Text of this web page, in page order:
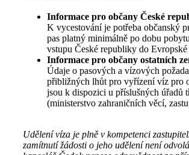
Informace pro občany České
K vycestování je potřeba občanský
pas platný minimálně po dobu
vstupu České republiky do Evropské
Informace pro občany ostatních
Údaje o pasových a vízových
přibližných lhůt pro vyřízení víz pro
jsou k dispozici u příslušných úřadů
(ministerstvo zahraničních věcí,
Udělení víza je plně v kompetenci
zamítnutí žádosti o jeho udělení není